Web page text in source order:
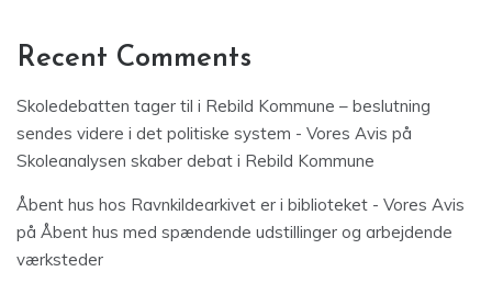
Recent Comments
Skoledebatten tager til i Rebild Kommune – beslutning
sendes videre i det politiske system - Vores Avis på
Skoleanalysen skaber debat i Rebild Kommune
Åbent hus hos Ravnkildearkivet er i biblioteket - Vores Avis
på Åbent hus med spændende udstillinger og arbejdende
værksteder